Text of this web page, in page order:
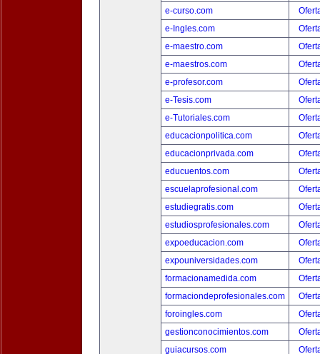
e-curso.com
e-Ingles.com
e-maestro.com
e-maestros.com
e-profesor.com
e-Tesis.com
e-Tutoriales.com
educacionpolitica.com
educacionprivada.com
educuentos.com
escuelaprofesional.com
estudiegratis.com
estudiosprofesionales.com
expoeducacion.com
expouniversidades.com
formacionamedida.com
formaciondeprofesionales.com
foroingles.com
gestionconocimientos.com
guiacursos.com